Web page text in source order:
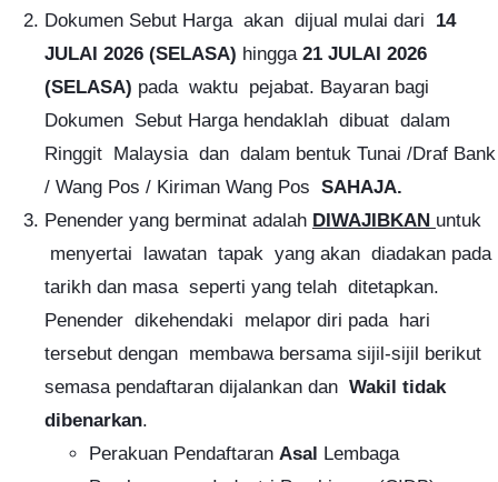
Dokumen Sebut Harga akan dijual mulai dari
14
JULAI 2026 (SELASA) hingga 21 JULAI 2026
(SELASA) pada waktu pejabat. Bayaran bagi
Dokumen Sebut Harga hendaklah dibuat dalam
Ringgit Malaysia dan dalam bentuk Tunai /Draf Bank
/ Wang Pos / Kiriman Wang Pos SAHAJA.
Penender yang berminat adalah DIWAJIBKAN untuk
menyertai lawatan tapak yang akan diadakan pada
tarikh dan masa seperti yang telah ditetapkan.
Penender dikehendaki melapor diri pada hari
tersebut dengan membawa bersama sijil-sijil berikut
semasa pendaftaran dijalankan dan Wakil tidak
dibenarkan.
Perakuan Pendaftaran Asal
Lembaga